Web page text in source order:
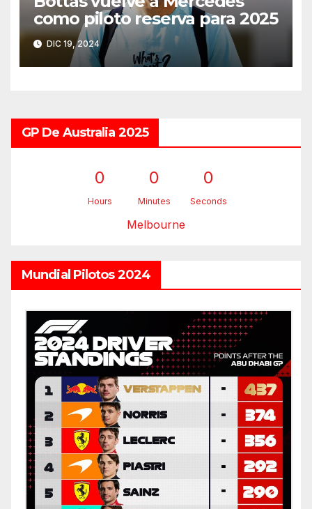
como piloto reserva para 2025
DIC 19, 2024
GP De Australia 2025
0
Hours
0
Minutes
0
Seconds
Melbourne
Mundial Pilotos 2024